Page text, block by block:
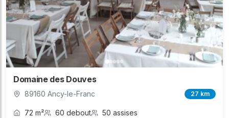
Domaine des Douves
89160 Ancy-le-Franc 27 km
72 m² 60 debout 50 assises